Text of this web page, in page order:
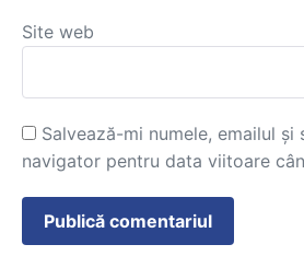
Site web
Salvează-mi numele, emailul
navigator pentru data viitoare